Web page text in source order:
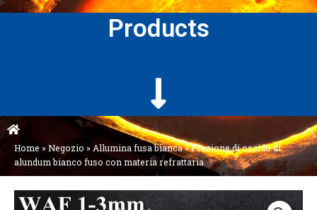
Products
Home »Negozio »Allumina fusa bianca»Frazione di ossido di
alundum bianco fuso con materia refrattaria